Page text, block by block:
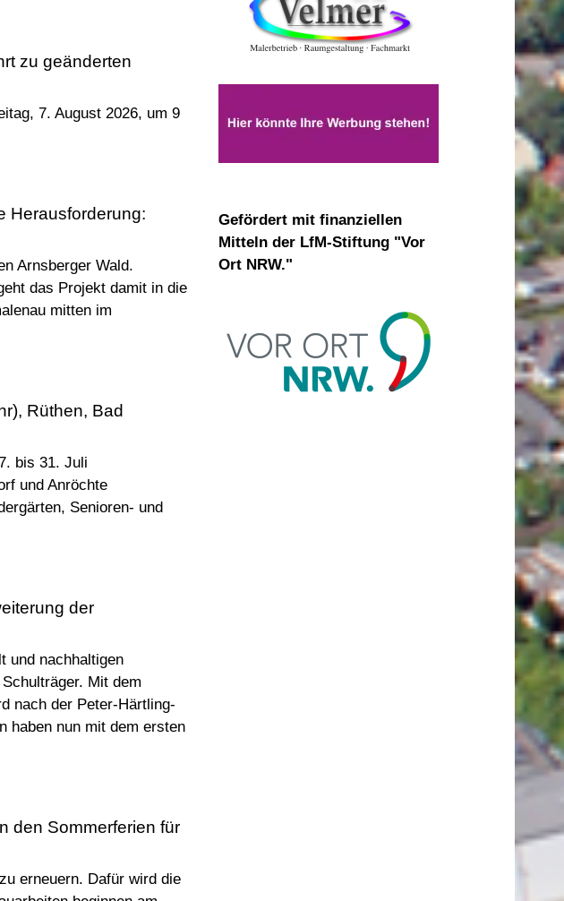
zu geänderten
7. August 2026, um 9
Herausforderung:
Arnsberger Wald.
das Projekt damit in die
mitten im
Rüthen, Bad
bis 31. Juli
und Anröchte
Senioren- und
der
und nachhaltigen
Mit dem
nach der Peter-Härtling-
haben nun mit dem ersten
den Sommerferien für
erneuern. Dafür wird die
Gefördert mit finanziellen
Mitteln der LfM-Stiftung "Vor
Ort NRW."